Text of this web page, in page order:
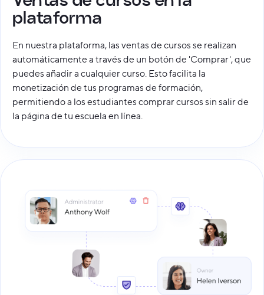
plataforma
En nuestra plataforma, las ventas de cursos se realizan
automáticamente a través de un botón de 'Comprar', que
puedes añadir a cualquier curso. Esto facilita la
monetización de tus programas de formación,
permitiendo a los estudiantes comprar cursos sin salir de
la página de tu escuela en línea.